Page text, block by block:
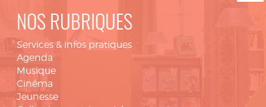
NOS RUBRIQUES
Services & infos pratiques
Agenda
Musique
Cinéma
Jeunesse